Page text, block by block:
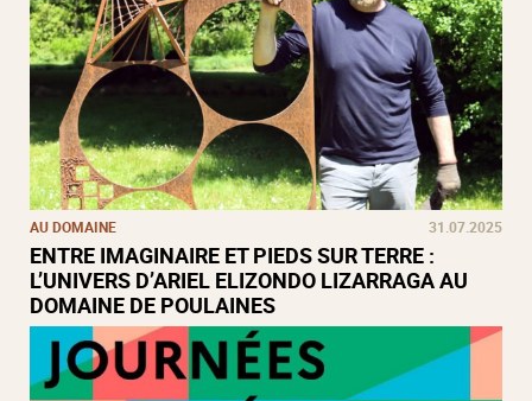
AU DOMAINE 31.07.2025
ENTRE IMAGINAIRE ET PIEDS SUR TERRE :
L’UNIVERS D’ARIEL ELIZONDO LIZARRAGA AU
DOMAINE DE POULAINES